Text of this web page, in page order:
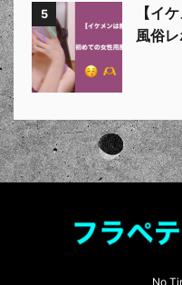
5
【イ
風俗
No